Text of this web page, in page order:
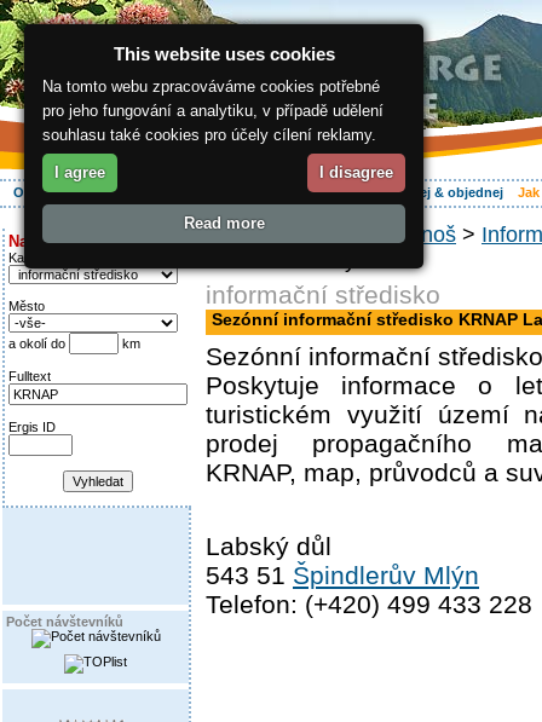
O regionu Aktivně Ubytování Hledej & objednej
Najděte si:
Kategorie
Město
a okolí do km
Fulltext
Ergis ID
Počet návštevníků
ergis.cz Jak do Krkonoš >
informační středisko
Sezónní informační středisko KRNAP
Sezónní informační středisko
Poskytuje informace o
turistickém využití území
prodej propagačního
KRNAP, map, průvodců a
Labský důl
543 51 Špindlerův Mlýn
Telefon: (+420) 499 433 228
This website uses cookies
Na tomto webu zpracováváme cookies potřebné
pro jeho fungování a analytiku, v případě udělení
souhlasu také cookies pro účely cílení reklamy.
I agree I disagree
Read more